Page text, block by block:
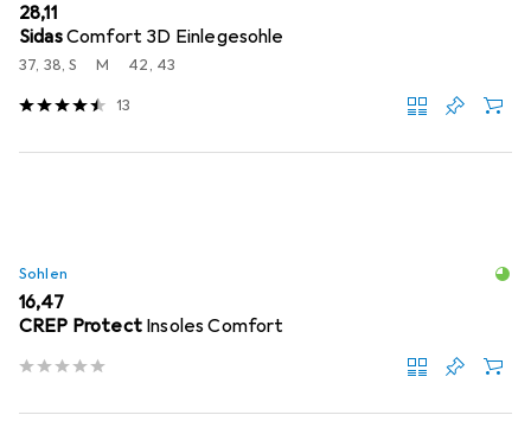
EUR
28,11
SidasComfort 3D Einlegesohle
37, 38, S M 42, 43
13
Sohlen
EUR
16,47
CREP Protect Insoles Comfort